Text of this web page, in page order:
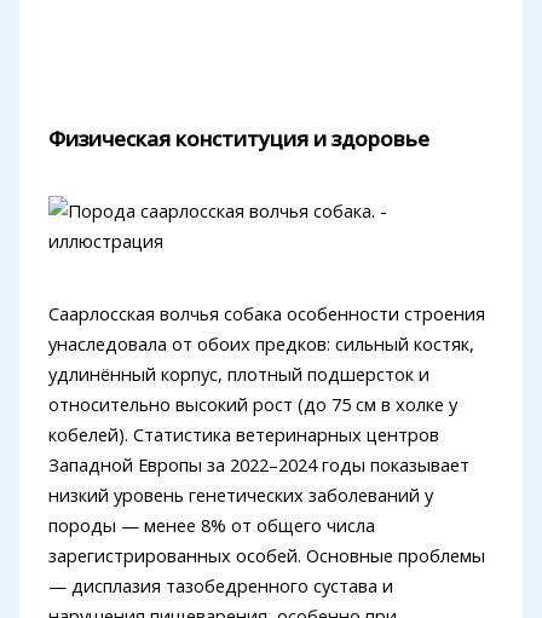
Физическая конституция и здоровье
Саарлосская волчья собака особенности строения
унаследовала от обоих предков: сильный костяк,
удлинённый корпус, плотный подшерсток и
относительно высокий рост (до 75 см в холке у
кобелей). Статистика ветеринарных центров
Западной Европы за 2022–2024 годы показывает
низкий уровень генетических заболеваний у
породы — менее 8% от общего числа
зарегистрированных особей. Основные проблемы
— дисплазия тазобедренного сустава и